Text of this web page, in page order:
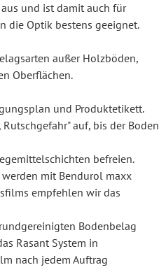
und ist damit auch für
die Optik bestens geeignet.
außer Holzböden,
Oberflächen.
und Produktetikett.
auf, bis der Boden
befreien.
mit Bendurol maxx
empfehlen wir das
Bodenbelag
Rasant System in
nach jedem Auftrag